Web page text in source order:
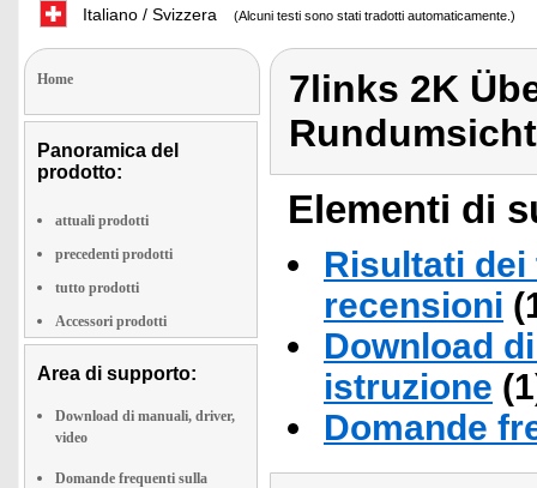
Italiano / Svizzera (Alcuni testi sono stati tradotti automaticamente.)
Home
Panoramica del
prodotto:
attuali prodotti
precedenti prodotti
tutto prodotti
Accessori prodotti
Area di supporto:
Download di manuali, driver,
video
Domande frequenti sulla
7links 2K
Elementi di
Risultati
recensioni
Download
istruzione
Domande